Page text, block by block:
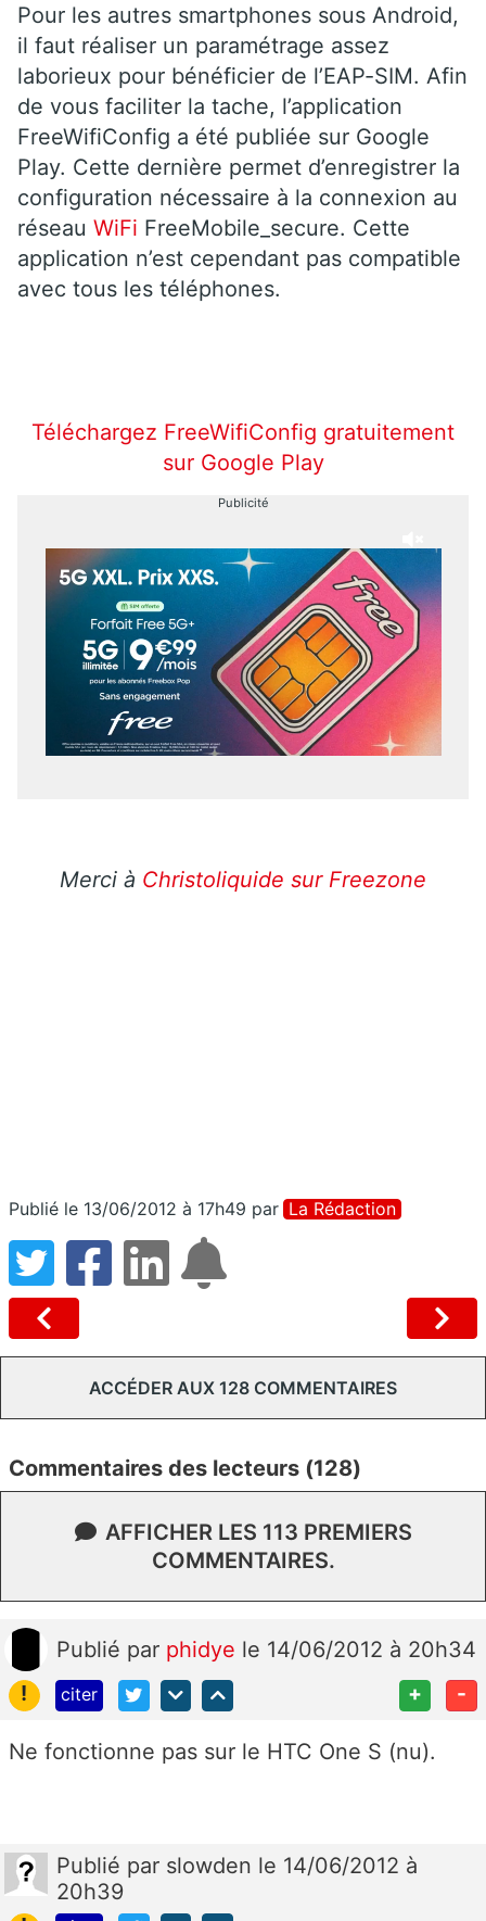
Pour les autres smartphones sous Android,
il faut réaliser un paramétrage assez
laborieux pour bénéficier de l’EAP-SIM. Afin
de vous faciliter la tache, l’application
FreeWifiConfig a été publiée sur Google
Play. Cette dernière permet d’enregistrer la
configuration nécessaire à la connexion au
réseau WiFi FreeMobile_secure. Cette
application n’est cependant pas compatible
avec tous les téléphones.
Téléchargez FreeWifiConfig gratuitement
sur Google Play
Publicité
Merci à Christoliquide sur Freezone
Publié le 13/06/2012 à 17h49 par La Rédaction
ACCÉDER AUX 128 COMMENTAIRES
Commentaires des lecteurs (128)
AFFICHER LES 113 PREMIERS
COMMENTAIRES.
Publié par phidye le 14/06/2012 à 20h34
!
citer + -
Ne fonctionne pas sur le HTC One S (nu).
Publié par slowden le 14/06/2012 à
20h39